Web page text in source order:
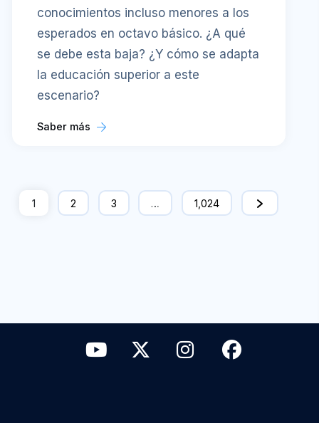
conocimientos incluso menores a los
esperados en octavo básico. ¿A qué
se debe esta baja? ¿Y cómo se adapta
la educación superior a este
escenario?
Saber más
1 2 3 … 1,024